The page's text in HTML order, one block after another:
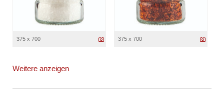
375 x 700 375 x 700
Weitere anzeigen